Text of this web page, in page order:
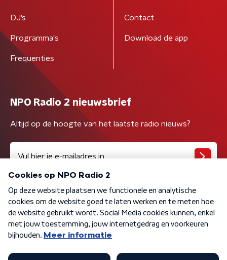
DJ’s
Programma's
Frequenties
Contact
Download de app
NPO Radio 2 nieuwsbrief
Altijd op de hoogte van het laatste radio nieuws?
Algemene voorwaarden